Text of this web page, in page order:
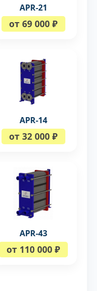
APR-21
от 69 000 ₽
APR-14
от 32 000 ₽
APR-43
от 110 000 ₽